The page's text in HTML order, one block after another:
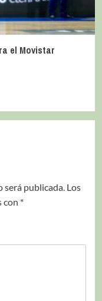
el Movistar
será publicada. Los
con *